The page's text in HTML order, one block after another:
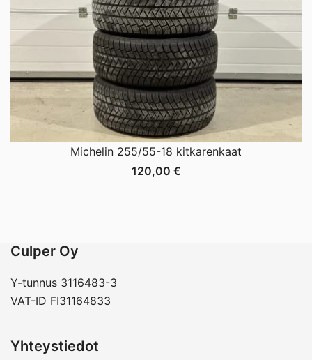
Michelin 255/55-18 kitkarenkaat
120,00 €
Culper Oy
Y-tunnus 3116483-3
VAT-ID FI31164833
Yhteystiedot